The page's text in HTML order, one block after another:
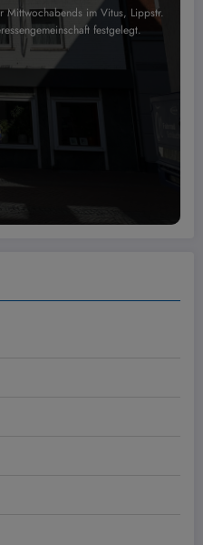
Mittwochabends im Vitus, Lippstr.
festgelegt.